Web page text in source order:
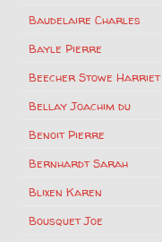
Baudelaire Charles
Bayle Pierre
Beecher Stowe Harriet
Bellay Joachim du
Benoit Pierre
Bernhardt Sarah
Blixen Karen
Bousquet Joe